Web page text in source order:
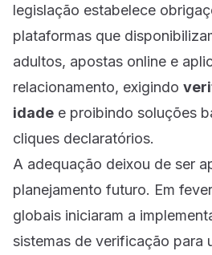
legislação estabelece
plataformas que
adultos, apostas online e
relacionamento, exigindo
idade e proibindo soluções
cliques declaratórios.
A adequação deixou de ser
planejamento futuro. Em
globais iniciaram a
sistemas de verificação para